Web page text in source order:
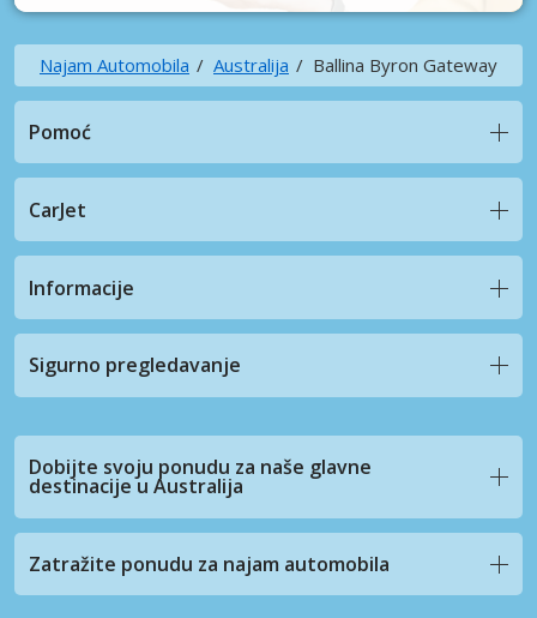
Najam Automobila Australija Ballina Byron Gateway
Pomoć
CarJet
Informacije
Sigurno pregledavanje
Dobijte svoju ponudu za naše glavne
destinacije u Australija
Zatražite ponudu za najam automobila